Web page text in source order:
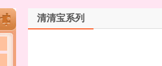
清清宝系列